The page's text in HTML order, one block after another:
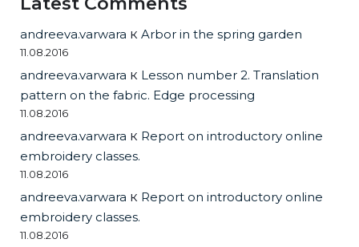
andreeva.varwara к Arbor in the spring garden
11.08.2016
andreeva.varwara к Lesson number 2. Translation
pattern on the fabric. Edge processing
11.08.2016
andreeva.varwara к Report on introductory online
embroidery classes.
11.08.2016
andreeva.varwara к Report on introductory online
embroidery classes.
11.08.2016